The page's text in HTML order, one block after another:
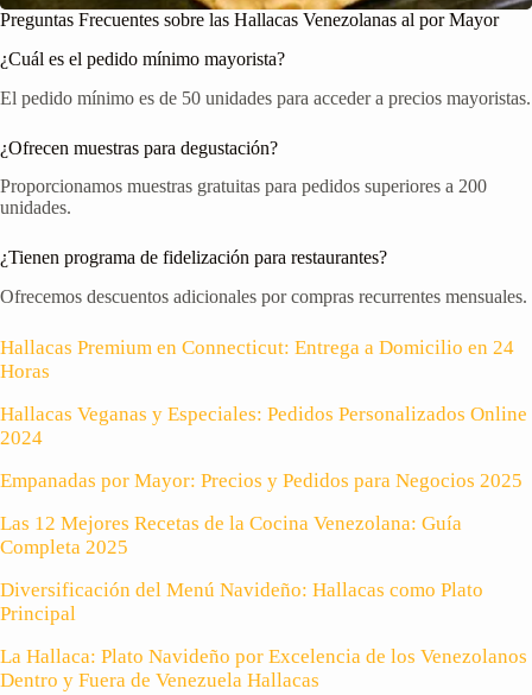
Preguntas Frecuentes sobre las Hallacas Venezolanas al por Mayor
¿Cuál es el pedido mínimo mayorista?
El pedido mínimo es de 50 unidades para acceder a precios mayoristas.
¿Ofrecen muestras para degustación?
Proporcionamos muestras gratuitas para pedidos superiores a 200
unidades.
¿Tienen programa de fidelización para restaurantes?
Ofrecemos descuentos adicionales por compras recurrentes mensuales.
Hallacas Premium en Connecticut: Entrega a Domicilio en 24
Horas
Hallacas Veganas y Especiales: Pedidos Personalizados Online
2024
Empanadas por Mayor: Precios y Pedidos para Negocios 2025
Las 12 Mejores Recetas de la Cocina Venezolana: Guía
Completa 2025
Diversificación del Menú Navideño: Hallacas como Plato
Principal
La Hallaca: Plato Navideño por Excelencia de los Venezolanos
Dentro y Fuera de Venezuela Hallacas